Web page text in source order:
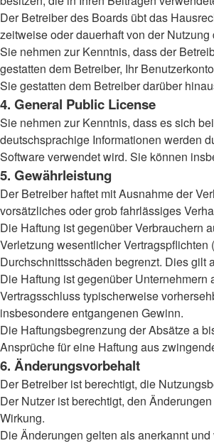
Der Betreiber des Boards übt das
zeitweise oder dauerhaft von der
Sie nehmen zur Kenntnis, dass der
gestatten dem Betreiber, Ihr
Sie gestatten dem Betreiber darüber
4. General Public License
Sie nehmen zur Kenntnis, dass es sich
deutschsprachige Informationen werden
Software verwendet wird. Sie können
5. Gewährleistung
Der Betreiber haftet mit Ausnahme der
vorsätzliches oder grob fahrlässiges
Die Haftung ist gegenüber Verbrauchern
Verletzung wesentlicher
Durchschnittsschäden begrenzt. Dies
Die Haftung ist gegenüber
Vertragsschluss typischerweise
insbesondere entgangenen Gewinn.
Die Haftungsbegrenzung der Absätze a
Ansprüche für eine Haftung aus
6. Änderungsvorbehalt
Der Betreiber ist berechtigt, die
Der Nutzer ist berechtigt, den
Wirkung.
Die Änderungen gelten als anerkannt